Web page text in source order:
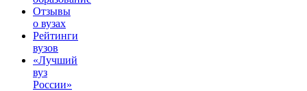
Отзывы
о вузах
Рейтинги
вузов
«Лучший
вуз
России»